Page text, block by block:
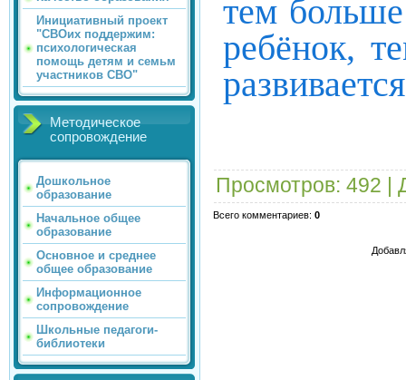
Инициативный проект
"СВОих поддержим:
психологическая
помощь детям и семьм
участников СВО"
Методическое
сопровождение
Дошкольное
образование
Начальное общее
образование
Основное и среднее
общее образование
Информационное
сопровождение
Школьные педагоги-
библиотеки
тем
ребёнок,
Просмотров: 492 |
Всего комментариев: 0